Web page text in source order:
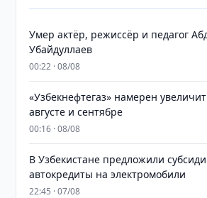
Умер актёр, режиссёр и педагог
Убайдуллаев
00:22 · 08/08
«Узбекнефтегаз» намерен
августе и сентябре
00:16 · 08/08
В Узбекистане предложили
автокредиты на электромобили
22:45 · 07/08